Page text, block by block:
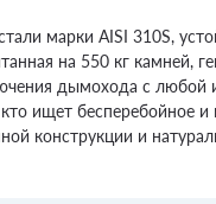
марки AISI 310S,
на 550 кг камней,
дымохода с любой
ищет бесперебойное
конструкции и